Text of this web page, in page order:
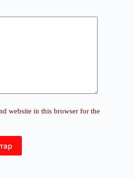
website in this browser for the